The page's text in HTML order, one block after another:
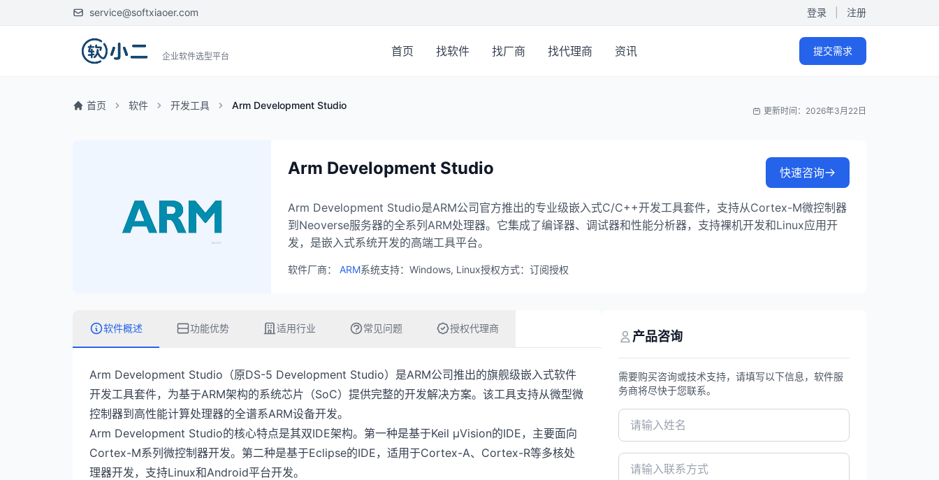
service@softxiaoer.com 登录 注册
企业软件选型平台 首页 找软件 找厂商 找代理商 资讯 提交需求
首页 软件 开发工具 Arm Development Studio 更新时间：2026年3月22日
Arm Development Studio 快速咨询
Arm Development Studio是ARM公司官方推出的专业级嵌入式C/C++开发工具套件，支持从Cortex-M微控制器
到Neoverse服务器的全系列ARM处理器。它集成了编译器、调试器和性能分析器，支持裸机开发和Linux应用开
发，是嵌入式系统开发的高端工具平台。
软件厂商： ARM系统支持：Windows, Linux授权方式：订阅授权
软件概述 功能优势 适用行业 常见问题 授权代理商
Arm Development Studio（原DS-5 Development Studio）是ARM公司推出的旗舰级嵌入式软件
开发工具套件，为基于ARM架构的系统芯片（SoC）提供完整的开发解决方案。该工具支持从微型微
控制器到高性能计算处理器的全谱系ARM设备开发。
Arm Development Studio的核心特点是其双IDE架构。第一种是基于Keil μVision的IDE，主要面向
Cortex-M系列微控制器开发。第二种是基于Eclipse的IDE，适用于Cortex-A、Cortex-R等多核处
理器开发，支持Linux和Android平台开发。
产品咨询
需要购买咨询或技术支持，请填写以下信息，软件服
务商将尽快于您联系。